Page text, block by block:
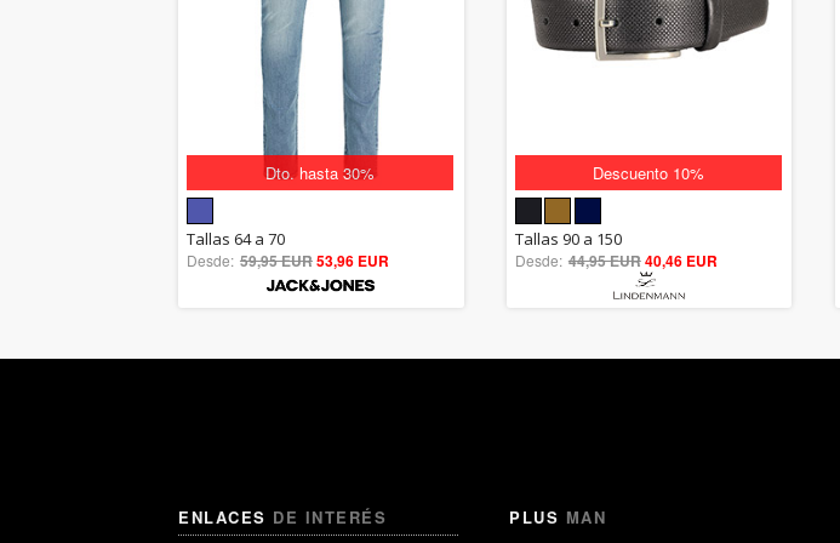
Dto. hasta 30%
5.00
out of 5
Tallas 64 a 70
Desde: 59,95 EUR53,96 EUR
Descuento 10%
5.00
out of 5
Tallas 90 a 150
Desde: 44,95 EUR40,46 EUR
ENLACES DE INTERÉS PLUS MAN